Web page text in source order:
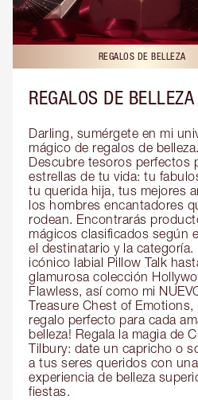
REGALOS DE BELLEZA
REGALOS DE BELLEZA
Darling, sumérgete en mi
mágico de regalos de belleza.
Descubre tesoros perfectos
estrellas de tu vida: tu
tu querida hija, tus mejores
los hombres encantadores
rodean. Encontrarás
mágicos clasificados según
el destinatario y la categoría.
icónico labial Pillow Talk
glamurosa colección
Flawless, así como mi
Treasure Chest of Emotions,
regalo perfecto para cada
belleza! Regala la magia de
Tilbury: date un capricho o
a tus seres queridos con una
experiencia de belleza
fiestas.